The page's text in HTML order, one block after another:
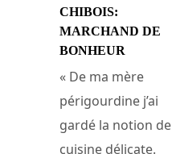
CHIBOIS:
MARCHAND DE
BONHEUR
« De ma mère
périgourdine j’ai
gardé la notion de
cuisine délicate.